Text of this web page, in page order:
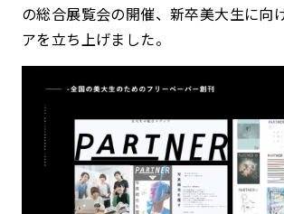
の総合展覧会の開催、新卒美大生に向
アを立ち上げました。